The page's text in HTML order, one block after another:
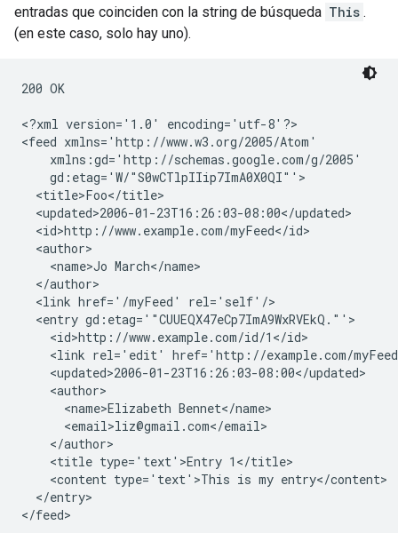
entradas que coinciden con la string de búsqueda This .
(en este caso, solo hay uno).
200 OK
<?xml version='1.0' encoding='utf-8'?>
<feed xmlns='http://www.w3.org/2005/Atom'
    xmlns:gd='http://schemas.google.com/g/2005'
    gd:etag='W/"S0wCTlpIIip7ImA0X0QI"'>
  <title>Foo</title>
  <updated>2006-01-23T16:26:03-08:00</updated>
  <id>http://www.example.com/myFeed</id>
  <author>
    <name>Jo March</name>
  </author>
  <link href='/myFeed' rel='self'/>
  <entry gd:etag='"CUUEQX47eCp7ImA9WxRVEkQ."'>
    <id>http://www.example.com/id/1</id>
<link rel='edit' href='http://example.com/
    <updated>2006-01-23T16:26:03-08:00</updated>
    <author>
      <name>Elizabeth Bennet</name>
      <email>liz@gmail.com</email>
    </author>
    <title type='text'>Entry 1</title>
    <content type='text'>This is my entry</content>
  </entry>